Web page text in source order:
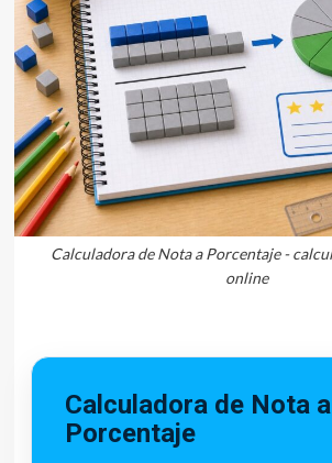
Calculadora de Nota a Porcentaje -
online
Calculadora de Nota a
Porcentaje